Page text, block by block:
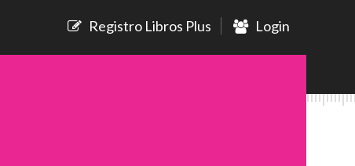
Registro Libros Plus Login